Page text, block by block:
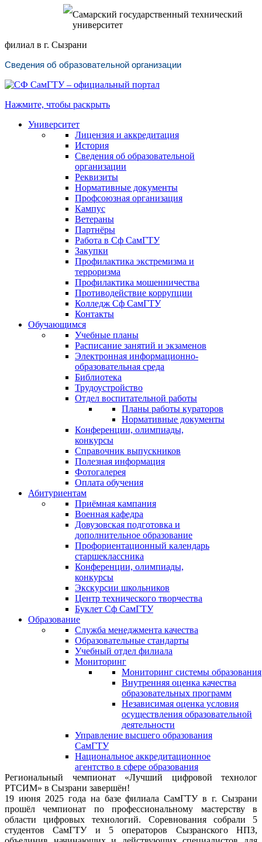
Самарский государственный технический
университет
филиал в г. Сызрани
Сведения об образовательной организации
Нажмите, чтобы раскрыть
Университет
Лицензия и аккредитация
История
Сведения об образовательной
организации
Реквизиты
Нормативные документы
Профсоюзная организация
Кампус
Ветераны
Партнёры
Работа в Сф СамГТУ
Закупки
Профилактика экстремизма и
терроризма
Профилактика мошенничества
Противодействие коррупции
Колледж Сф СамГТУ
Контакты
Обучающимся
Учебные планы
Расписание занятий и экзаменов
Электронная информационно-
образовательная среда
Библиотека
Трудоустройство
Отдел воспитательной работы
Планы работы кураторов
Нормативные документы
Конференции, олимпиады,
конкурсы
Справочник выпускников
Полезная информация
Фотогалерея
Оплата обучения
Абитуриентам
Приёмная кампания
Военная кафедра
Довузовская подготовка и
дополнительное образование
Профориентационный календарь
старшеклассника
Конференции, олимпиады,
конкурсы
Экскурсии школьников
Центр технического творчества
Буклет Сф СамГТУ
Образование
Служба менеджмента качества
Образовательные стандарты
Учебный отдел филиала
Мониторинг
Мониторинг системы образования
Внутренняя оценка качества
образовательных программ
Независимая оценка условия
осуществления образовательной
деятельности
Управление высшего образования
СамГТУ
Национальное аккредитационное
агентство в сфере образования
Региональный чемпионат «Лучший цифровой технолог
РТСИМ» в Сызрани завершён!
19 июня 2025 года на базе филиала СамГТУ в г. Сызрани
прошёл чемпионат по профессиональному мастерству в
области цифровых технологий. Соревнования собрали 5
студентов СамГТУ и 5 операторов Сызранского НПЗ,